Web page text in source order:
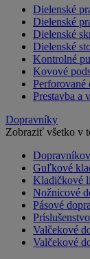
Dielenské
Dielenské
Dielenské
Dielenské
Kontrolné
Kovové
Perforované
Prestavba a
Dopravníky
Zobraziť všetko v
Guľkové
Kladičkové
Nožnicové
Pásové
Valčekové
Valčekové